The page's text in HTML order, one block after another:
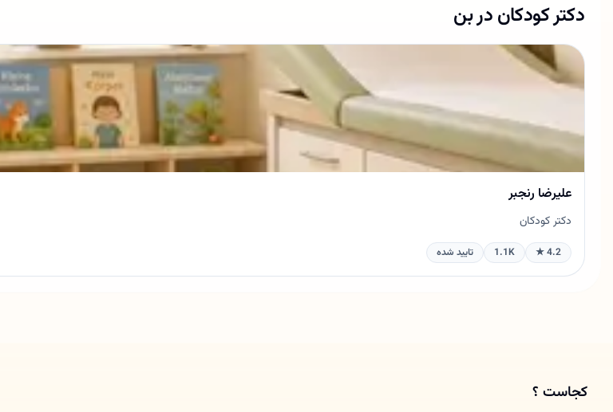
دکتر کودکان در بن
علیرضا رنجبر
دکتر کودکان
4.2 ★
1.1K تایید شده
کجاست ؟